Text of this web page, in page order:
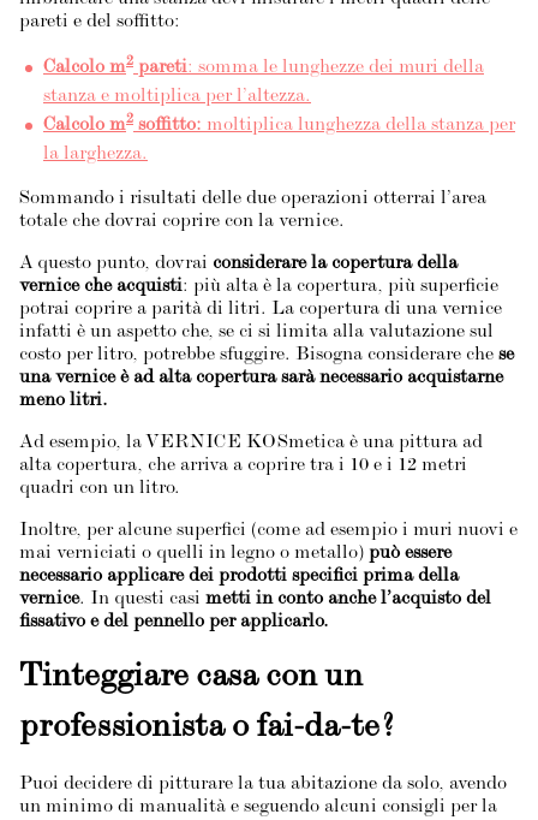
pareti e del soffitto:
Calcolo m2 pareti: somma le lunghezze dei muri della
stanza e moltiplica per l’altezza.
Calcolo m2 soffitto: moltiplica lunghezza della stanza per
la larghezza.
Sommando i risultati delle due operazioni otterrai l’area
totale che dovrai coprire con la vernice.
A questo punto, dovrai considerare la copertura della
vernice che acquisti: più alta è la copertura, più superficie
potrai coprire a parità di litri. La copertura di una vernice
infatti è un aspetto che, se ci si limita alla valutazione sul
costo per litro, potrebbe sfuggire. Bisogna considerare che se
una vernice è ad alta copertura sarà necessario acquistarne
meno litri.
Ad esempio, la VERNICE KOSmetica è una pittura ad
alta copertura, che arriva a coprire tra i 10 e i 12 metri
quadri con un litro.
Inoltre, per alcune superfici (come ad esempio i muri nuovi e
mai verniciati o quelli in legno o metallo) può essere
necessario applicare dei prodotti specifici prima della
vernice. In questi casi metti in conto anche l’acquisto del
fissativo e del pennello per applicarlo.
Tinteggiare casa con un
professionista o fai-da-te?
Puoi decidere di pitturare la tua abitazione da solo, avendo
un minimo di manualità e seguendo alcuni consigli per la